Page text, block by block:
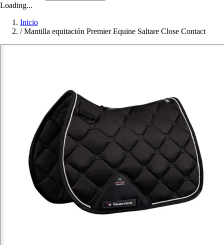
Loading...
Inicio
/ Mantilla equitación Premier Equine Saltare Close Contact